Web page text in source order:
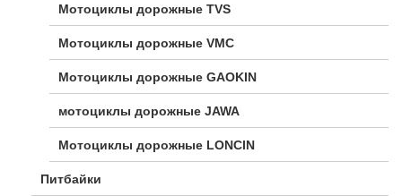
Мотоциклы дорожные TVS
Мотоциклы дорожные VMC
Мотоциклы дорожные GAOKIN
мотоциклы дорожные JAWA
Мотоциклы дорожные LONCIN
Питбайки